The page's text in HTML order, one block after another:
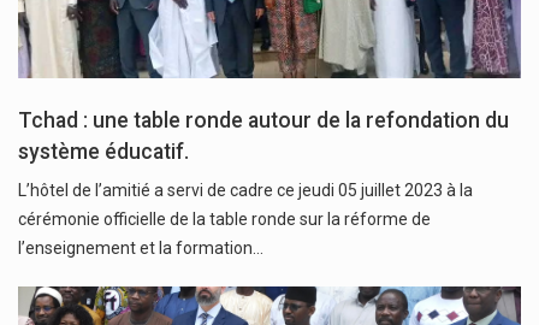
Tchad : une table ronde autour de la refondation du
système éducatif.
L’hôtel de l’amitié a servi de cadre ce jeudi 05 juillet 2023 à la
cérémonie officielle de la table ronde sur la réforme de
l’enseignement et la formation…